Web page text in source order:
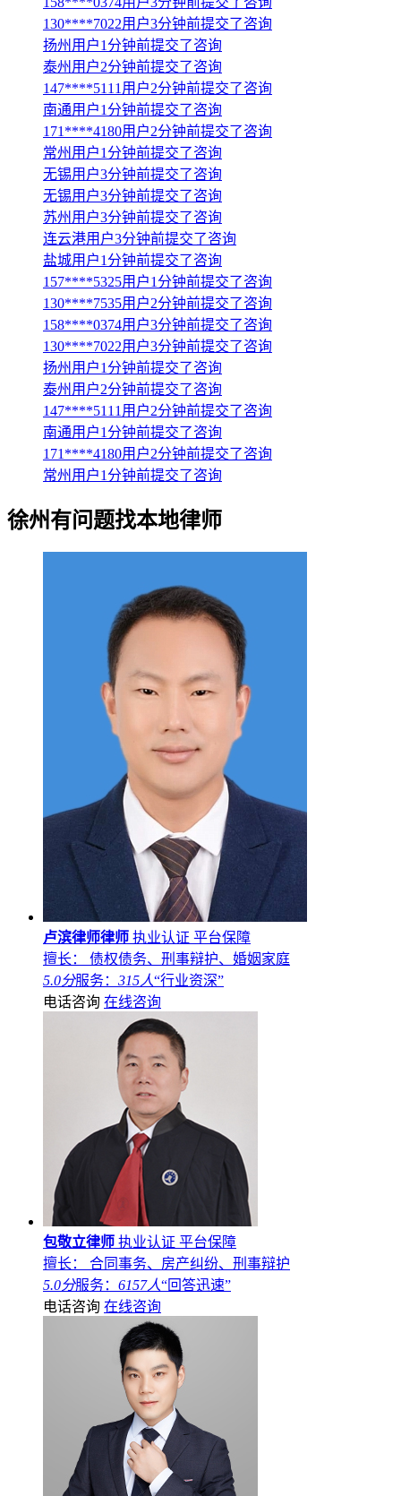
130****7022用户3分钟前提交了咨询
扬州用户1分钟前提交了咨询
泰州用户2分钟前提交了咨询
147****5111用户2分钟前提交了咨询
南通用户1分钟前提交了咨询
171****4180用户2分钟前提交了咨询
常州用户1分钟前提交了咨询
无锡用户3分钟前提交了咨询
无锡用户3分钟前提交了咨询
苏州用户3分钟前提交了咨询
连云港用户3分钟前提交了咨询
盐城用户1分钟前提交了咨询
157****5325用户1分钟前提交了咨询
130****7535用户2分钟前提交了咨询
158****0374用户3分钟前提交了咨询
130****7022用户3分钟前提交了咨询
扬州用户1分钟前提交了咨询
泰州用户2分钟前提交了咨询
147****5111用户2分钟前提交了咨询
南通用户1分钟前提交了咨询
171****4180用户2分钟前提交了咨询
常州用户1分钟前提交了咨询
徐州有问题找本地律师
卢滨律师律师 执业认证 平台保障
擅长： 债权债务、刑事辩护、婚姻家庭
5.0分服务： 315人“行业资深”
电话咨询 在线咨询
包敬立律师 执业认证 平台保障
擅长： 合同事务、房产纠纷、刑事辩护
5.0分服务： 6157人“回答迅速”
电话咨询 在线咨询